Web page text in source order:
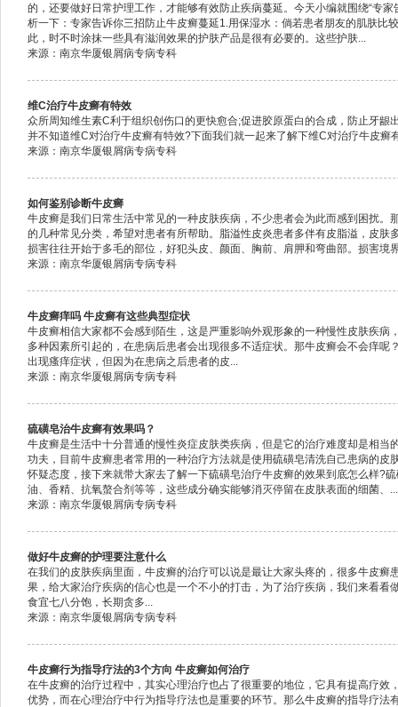
的，还要做好日常护理工作，才能够有效防止疾病蔓延。今天小编就围绕“专
析一下：专家告诉你三招防止牛皮癣蔓延1.用保湿水：倘若患者朋友的肌肤比
此，时不时涂抹一些具有滋润效果的护肤产品是很有必要的。这些护肤...
来源：南京华厦银屑病专病专科
维C治疗牛皮癣有特效
众所周知维生素C利于组织创伤口的更快愈合;促进胶原蛋白的合成，防止牙龈
并不知道维C对治疗牛皮癣有特效?下面我们就一起来了解下维C对治疗牛皮癣
来源：南京华厦银屑病专病专科
如何鉴别诊断牛皮癣
牛皮癣是我们日常生活中常见的一种皮肤疾病，不少患者会为此而感到困扰。
的几种常见分类，希望对患者有所帮助。脂溢性皮炎患者多伴有皮脂溢，皮肤
损害往往开始于多毛的部位，好犯头皮、颜面、胸前、肩胛和弯曲部。损害境
来源：南京华厦银屑病专病专科
牛皮癣痒吗 牛皮癣有这些典型症状
牛皮癣相信大家都不会感到陌生，这是严重影响外观形象的一种慢性皮肤疾病
多种因素所引起的，在患病后患者会出现很多不适症状。那牛皮癣会不会痒呢
出现瘙痒症状，但因为在患病之后患者的皮...
来源：南京华厦银屑病专病专科
硫磺皂治牛皮癣有效果吗？
牛皮癣是生活中十分普通的慢性炎症皮肤类疾病，但是它的治疗难度却是相当
功夫，目前牛皮癣患者常用的一种治疗方法就是使用硫磺皂清洗自己患病的皮
怀疑态度，接下来就带大家去了解一下硫磺皂治疗牛皮癣的效果到底怎么样?
油、香精、抗氧螯合剂等等，这些成分确实能够消灭停留在皮肤表面的细菌、...
来源：南京华厦银屑病专病专科
做好牛皮癣的护理要注意什么
在我们的皮肤疾病里面，牛皮癣的治疗可以说是最让大家头疼的，很多牛皮癣
果，给大家治疗疾病的信心也是一个不小的打击，为了治疗疾病，我们来看看
食宜七八分饱，长期贪多...
来源：南京华厦银屑病专病专科
牛皮癣行为指导疗法的3个方向 牛皮癣如何治疗
在牛皮癣的治疗过程中，其实心理治疗也占了很重要的地位，它具有提高疗效
优势，而在心理治疗中行为指导疗法也是重要的环节。那么牛皮癣的指导疗法